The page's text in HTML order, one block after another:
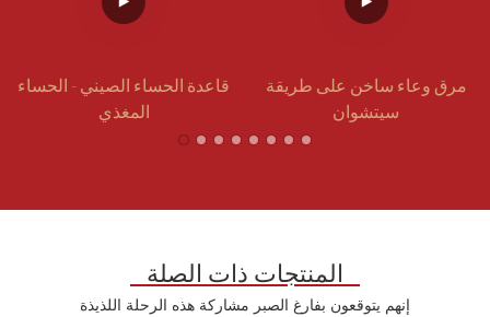
قاعدة الحساء الصيني - الحساء
المغذي
مرق وعاء ساخن على طريقة
سيتشوان
إنهم يتوقعون بفارغ الصبر مشاركة هذه الرحلة اللذيذة